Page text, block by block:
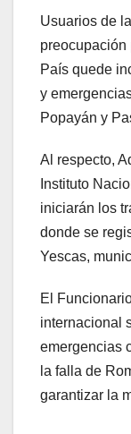
Usuarios de
preocupación
País quede
y
Popayán y
Al respecto,
Instituto
iniciarán los
donde se
Yescas,
El
internacional
emergencias
la falla de
garantizar la